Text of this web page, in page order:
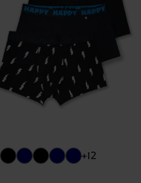
+12